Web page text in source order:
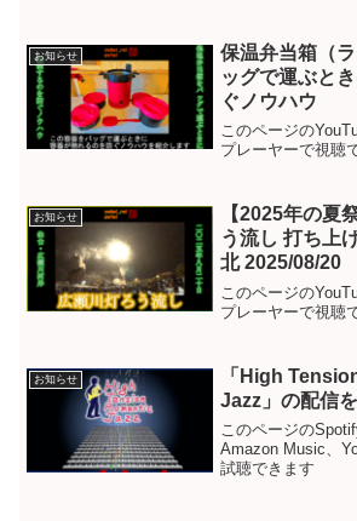
お知らせ
保温弁当箱（
ッグで運ぶと
ぐノウハウ
このページの
プレーヤーで視聴
お知らせ
【2025年の夏
う流し 打ち上
北 2025/08/20
このページの
プレーヤーで視聴
お知らせ
「High
Jazz」の配信
このページの
Amazon Music、
試聴できます